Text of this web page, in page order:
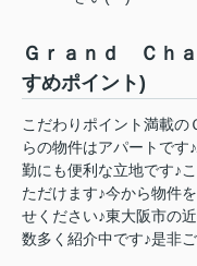
Ｇｒａｎｄ Ｃｈ
すめポイント)
こだわりポイント満載
らの物件はアパートです
勤にも便利な立地です♪
ただけます♪今から物件
せください♪東大阪市の
数多く紹介中です♪是非